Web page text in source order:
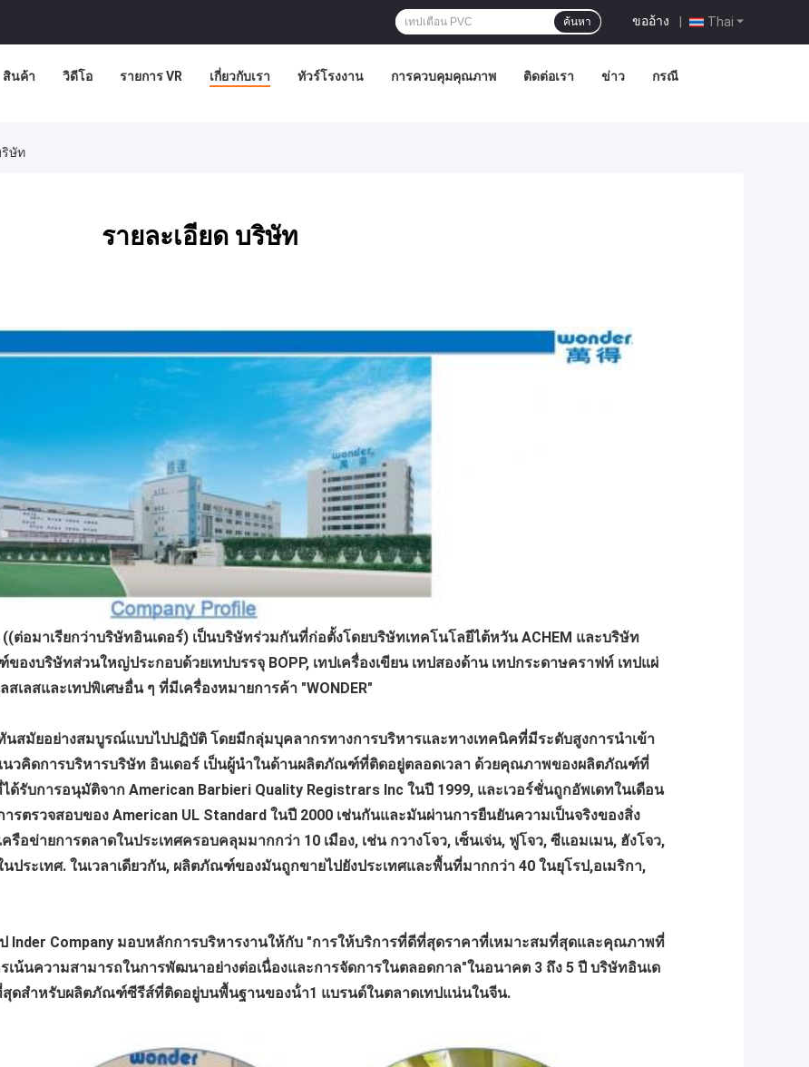
Thai
ขออ้าง |
ค้นหา
สินค้า วิดีโอ รายการ VR เกี่ยวกับเรา ทัวร์โรงงาน การควบคุมคุณภาพ ติดต่อเรา ข่าว กรณี
ริษัท
รายละเอียด บริษัท
((ต่อมาเรียกว่าบริษัทอินเดอร์) เป็นบริษัทร่วมกันที่ก่อตั้งโดยบริษัทเทคโนโลยีไต้หวัน ACHEM และบริษัท
ของบริษัทส่วนใหญ่ประกอบด้วยเทปบรรจุ BOPP, เทปเครื่องเขียน เทปสองด้าน เทปกระดาษคราฟท์ เทปแผ่
สเลสและเทปพิเศษอื่น ๆ ที่มีเครื่องหมายการค้า "WONDER"
สมัยอย่างสมบูรณ์แบบไปปฏิบัติ โดยมีกลุ่มบุคลากรทางการบริหารและทางเทคนิคที่มีระดับสูงการนําเข้า
วคิดการบริหารบริษัท อินเดอร์ เป็นผู้นําในด้านผลิตภัณฑ์ที่ติดอยู่ตลอดเวลา ด้วยคุณภาพของผลิตภัณฑ์ที่
รับการอนุมัติจาก American Barbieri Quality Registrars Inc ในปี 1999, และเวอร์ชั่นถูกอัพเดทในเดือน
ตรวจสอบของ American UL Standard ในปี 2000 เช่นกันและมันผ่านการยืนยันความเป็นจริงของสิ่ง
รือข่ายการตลาดในประเทศครอบคลุมมากกว่า 10 เมือง, เช่น กวางโจว, เซ็นเจ่น, ฟูโจว, ซีแอมเมน, ฮังโจว,
ประเทศ. ในเวลาเดียวกัน, ผลิตภัณฑ์ของมันถูกขายไปยังประเทศและพื้นที่มากกว่า 40 ในยุโรป,อเมริกา,
Inder Company มอบหลักการบริหารงานให้กับ "การให้บริการที่ดีที่สุดราคาที่เหมาะสมที่สุดและคุณภาพที่
น้นความสามารถในการพัฒนาอย่างต่อเนื่องและการจัดการในตลอดกาล"ในอนาคต 3 ถึง 5 ปี บริษัทอินเด
ดสําหรับผลิตภัณฑ์ซีรีส์ที่ติดอยู่บนพื้นฐานของน้ํา1 แบรนด์ในตลาดเทปแน่นในจีน.